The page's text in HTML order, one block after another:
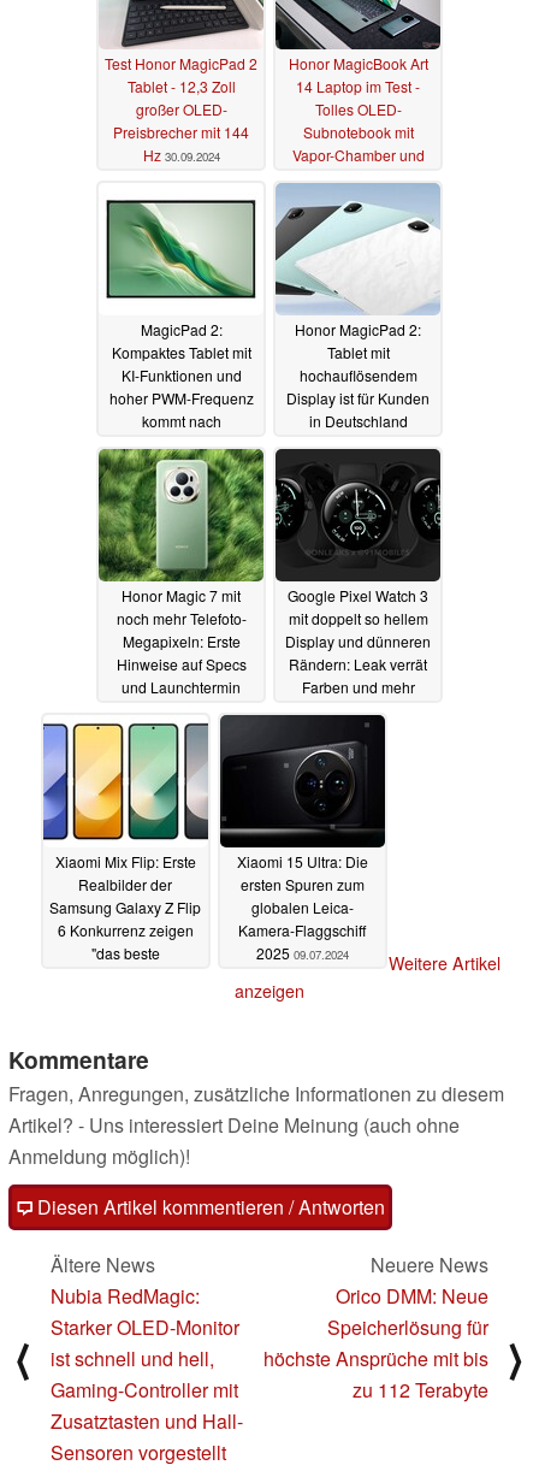
Test Honor MagicPad 2
Tablet - 12,3 Zoll
großer OLED-
Preisbrecher mit 144
Hz 30.09.2024
Honor MagicBook Art
14 Laptop im Test -
Tolles OLED-
Subnotebook mit
Vapor-Chamber und
05.09.2024
MagicPad 2:
Kompaktes Tablet mit
KI-Funktionen und
hoher PWM-Frequenz
kommt nach
05.09.2024
Honor MagicPad 2:
Tablet mit
hochauflösendem
Display ist für Kunden
in Deutschland
Fallstricken und
Einschränkungen
14.08.2024
Honor Magic 7 mit
noch mehr Telefoto-
Megapixeln: Erste
Hinweise auf Specs
und Launchtermin
11.07.2024
Google Pixel Watch 3
mit doppelt so hellem
Display und dünneren
Rändern: Leak verrät
Farben und mehr
09.07.2024
Xiaomi Mix Flip: Erste
Realbilder der
Samsung Galaxy Z Flip
6 Konkurrenz zeigen
"das beste
Xiaomi 15 Ultra: Die
ersten Spuren zum
globalen Leica-
Kamera-Flaggschiff
2025 09.07.2024
Weitere Artikel
anzeigen
Kommentare
Fragen, Anregungen, zusätzliche Informationen zu diesem
Artikel? - Uns interessiert Deine Meinung (auch ohne
Anmeldung möglich)!
Diesen Artikel kommentieren / Antworten
⟨
Ältere News
Nubia RedMagic:
Starker OLED-Monitor
ist schnell und hell,
Gaming-Controller mit
Zusatztasten und Hall-
Sensoren vorgestellt
Neuere News
Orico DMM: Neue
Speicherlösung für
höchste Ansprüche mit bis
zu 112 Terabyte
⟩